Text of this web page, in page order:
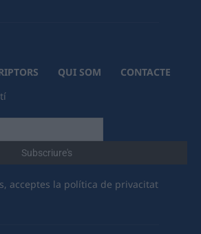
QUI SOM
CONTACTE
acceptes la política de privacitat